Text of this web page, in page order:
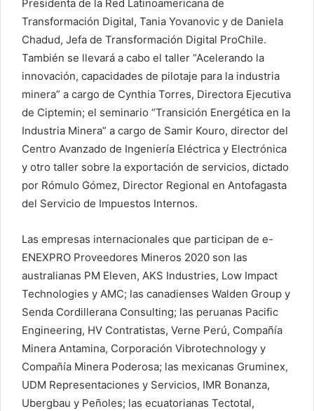
Presidenta de la Red Latinoamericana de
Transformación Digital, Tania Yovanovic y de Daniela
Chadud, Jefa de Transformación Digital ProChile.
También se llevará a cabo el taller “Acelerando la
innovación, capacidades de pilotaje para la industria
minera” a cargo de Cynthia Torres, Directora Ejecutiva
de Ciptemin; el seminario “Transición Energética en la
Industria Minera” a cargo de Samir Kouro, director del
Centro Avanzado de Ingeniería Eléctrica y Electrónica
y otro taller sobre la exportación de servicios, dictado
por Rómulo Gómez, Director Regional en Antofagasta
del Servicio de Impuestos Internos.
Las empresas internacionales que participan de e-
ENEXPRO Proveedores Mineros 2020 son las
australianas PM Eleven, AKS Industries, Low Impact
Technologies y AMC; las canadienses Walden Group y
Senda Cordillerana Consulting; las peruanas Pacific
Engineering, HV Contratistas, Verne Perú, Compañía
Minera Antamina, Corporación Vibrotechnology y
Compañía Minera Poderosa; las mexicanas Gruminex,
UDM Representaciones y Servicios, IMR Bonanza,
Ubergbau y Peñoles; las ecuatorianas Tectotal,